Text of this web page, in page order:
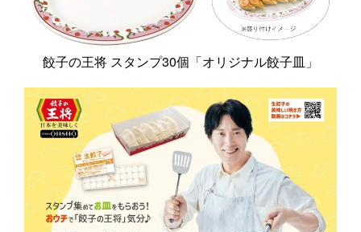
餃子の王将 スタンプ30個「オリジナル餃子皿」